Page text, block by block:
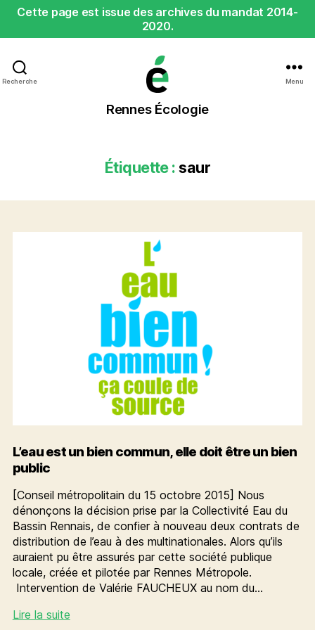
Cette page est issue des archives du mandat 2014-
2020.
Recherche
Rennes
Écologie
Rennes Écologie
Menu
Étiquette : saur
L’eau est un bien commun, elle doit être un bien
public
[Conseil métropolitain du 15 octobre 2015] Nous
dénonçons la décision prise par la Collectivité Eau du
Bassin Rennais, de confier à nouveau deux contrats de
distribution de l’eau à des multinationales. Alors qu’ils
auraient pu être assurés par cette société publique
locale, créée et pilotée par Rennes Métropole.
Intervention de Valérie FAUCHEUX au nom du…
Lire la suiteL’eau